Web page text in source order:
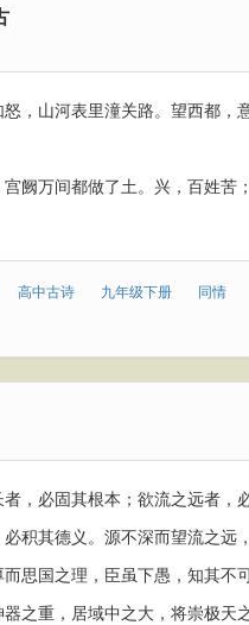
，山河表里潼关路。望西都，
阙万间都做了土。兴，百姓苦
高中古诗 九年级下册 同情
必固其根本；欲流之远者，
积其德义。源不深而望流之远
思国之理，臣虽下愚，知其不
之重，居域中之大，将崇极天